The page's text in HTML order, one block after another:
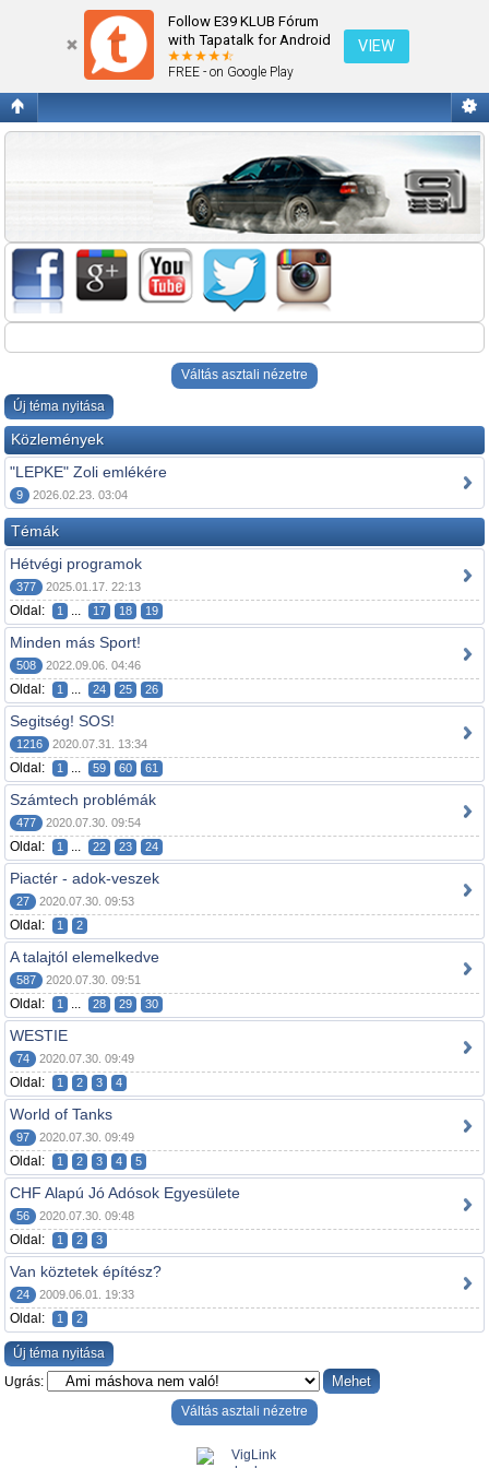
Follow E39 KLUB Fórum
with Tapatalk for Android
FREE - on Google Play
VIEW
Ami máshova nem való!
Váltás asztali nézetre
Új téma nyitása
Közlemények
"LEPKE" Zoli emlékére
9 2026.02.23. 03:04
Témák
Hétvégi programok
377 2025.01.17. 22:13
Oldal: 1 ... 17 18 19
Minden más Sport!
508 2022.09.06. 04:46
Oldal: 1 ... 24 25 26
Segitség! SOS!
1216 2020.07.31. 13:34
Oldal: 1 ... 59 60 61
Számtech problémák
477 2020.07.30. 09:54
Oldal: 1 ... 22 23 24
Piactér - adok-veszek
27 2020.07.30. 09:53
Oldal: 1 2
A talajtól elemelkedve
587 2020.07.30. 09:51
Oldal: 1 ... 28 29 30
WESTIE
74 2020.07.30. 09:49
Oldal: 1 2 3 4
World of Tanks
97 2020.07.30. 09:49
Oldal: 1 2 3 4 5
CHF Alapú Jó Adósok Egyesülete
56 2020.07.30. 09:48
Oldal: 1 2 3
Van köztetek építész?
24 2009.06.01. 19:33
Oldal: 1 2
Új téma nyitása
Ugrás:
Váltás asztali nézetre